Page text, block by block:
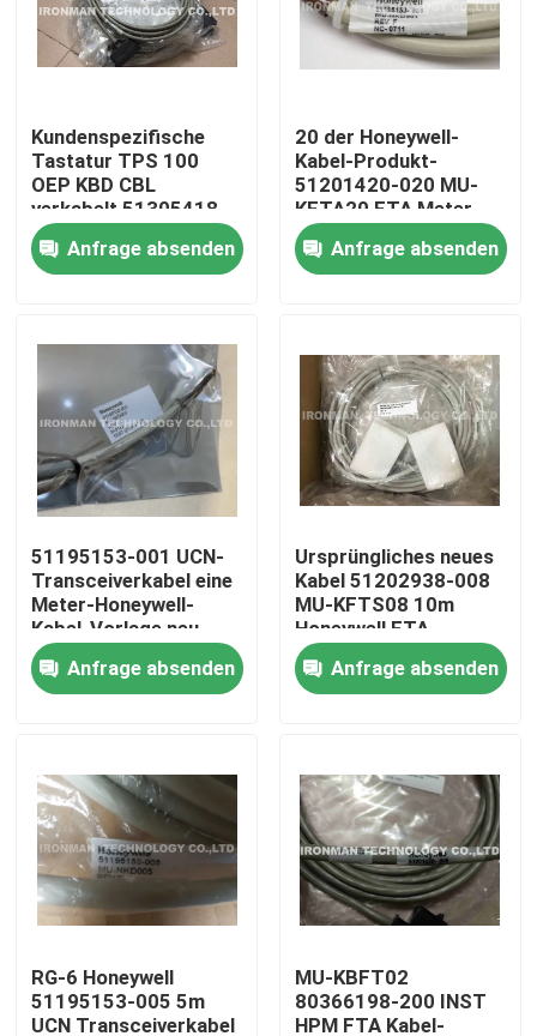
Nach Hause
Über uns
Kontakte
Produkte
Plc-Steuereinheit
Prüfer Honeywells HC900
Modul Honeywells FSC
Honeywell-Batterie-Satz
Kundenspezifische
Tastatur TPS 100
OEP KBD CBL
verkabelt 51305418-
100 Honeywell
Anfrage absenden
20 der Honeywell-
Kabel-Produkt-
51201420-020 MU-
KFTA20 FTA Meter
des Kabel-UCN
Anfrage absenden
51195153-001 UCN-
Transceiverkabel eine
Meter-Honeywell-
Kabel-Vorlage neu
Anfrage absenden
Ursprüngliches neues
Kabel 51202938-008
MU-KFTS08 10m
Honeywell FTA
Anfrage absenden
RG-6 Honeywell
51195153-005 5m
UCN Transceiverkabel
MU-KBFT02
80366198-200 INST
HPM FTA Kabel-